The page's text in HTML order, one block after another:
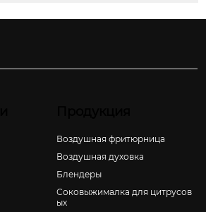
Воздушная фритюрница
Воздушная духовка
Блендеры
Соковыжималка для цитрусов
ых